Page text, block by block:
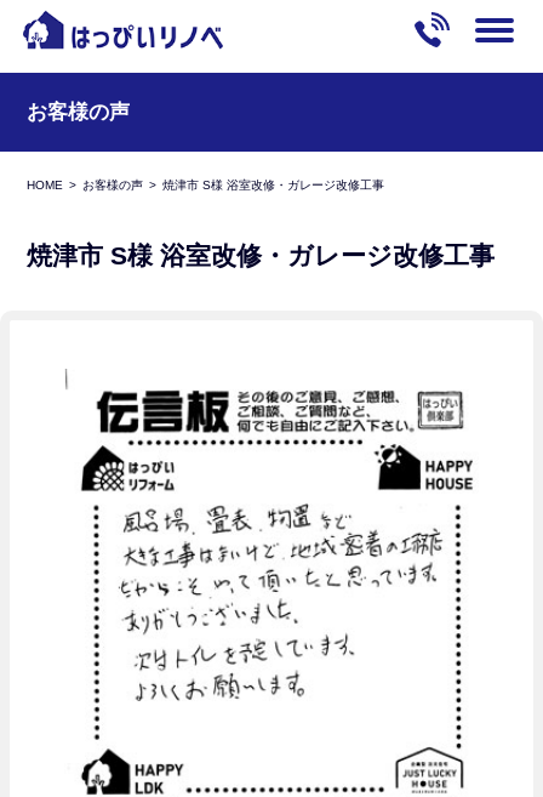
お客様の声
HOME お客様の声 焼津市 S様 浴室改修・ガレージ改修工事
焼津市 S様 浴室改修・ガレージ改修工事